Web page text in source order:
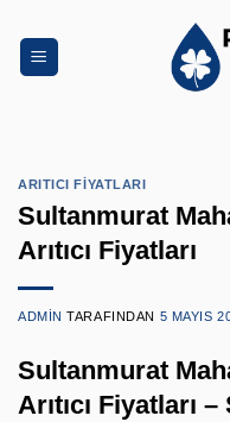
atla
ARITICI FIYATLARI
Sultanmurat
Arıtıcı Fiyatları
ADMIN TARAFINDAN 5 MAYIS
Sultanmurat
Arıtıcı Fiyatları